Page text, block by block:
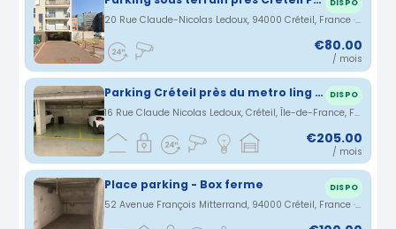
DISPO
20 Rue Claude-Nicolas Ledoux, 94000 Créteil, France · 4.56 km
€80.00
/ mois
Parking Créteil près du metro ling 8 point du lac et bus 393 et 281 eruoparc DISPO
16 Rue Claude Nicolas Ledoux, Créteil, Île-de-France, France · 4.56 km
€205.00
/ mois
Place parking - Box ferme DISPO
52 Avenue François Mitterrand, 94000 Créteil, France · 4.56 km